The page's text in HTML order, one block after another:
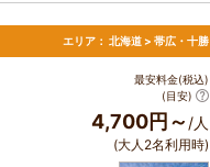
エリア： 北海道 > 帯広・十勝
最安料金(税込)
(目安)
4,700円～ /人
(大人2名利用時)